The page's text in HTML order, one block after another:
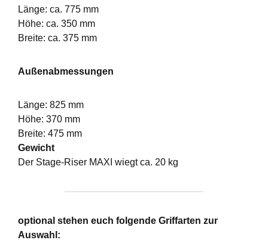
Länge: ca. 775 mm
Höhe: ca. 350 mm
Breite: ca. 375 mm
Außenabmessungen
Länge: 825 mm
Höhe: 370 mm
Breite: 475 mm
Gewicht
Der Stage-Riser MAXI wiegt ca. 20 kg
optional stehen euch folgende Griffarten zur
Auswahl: